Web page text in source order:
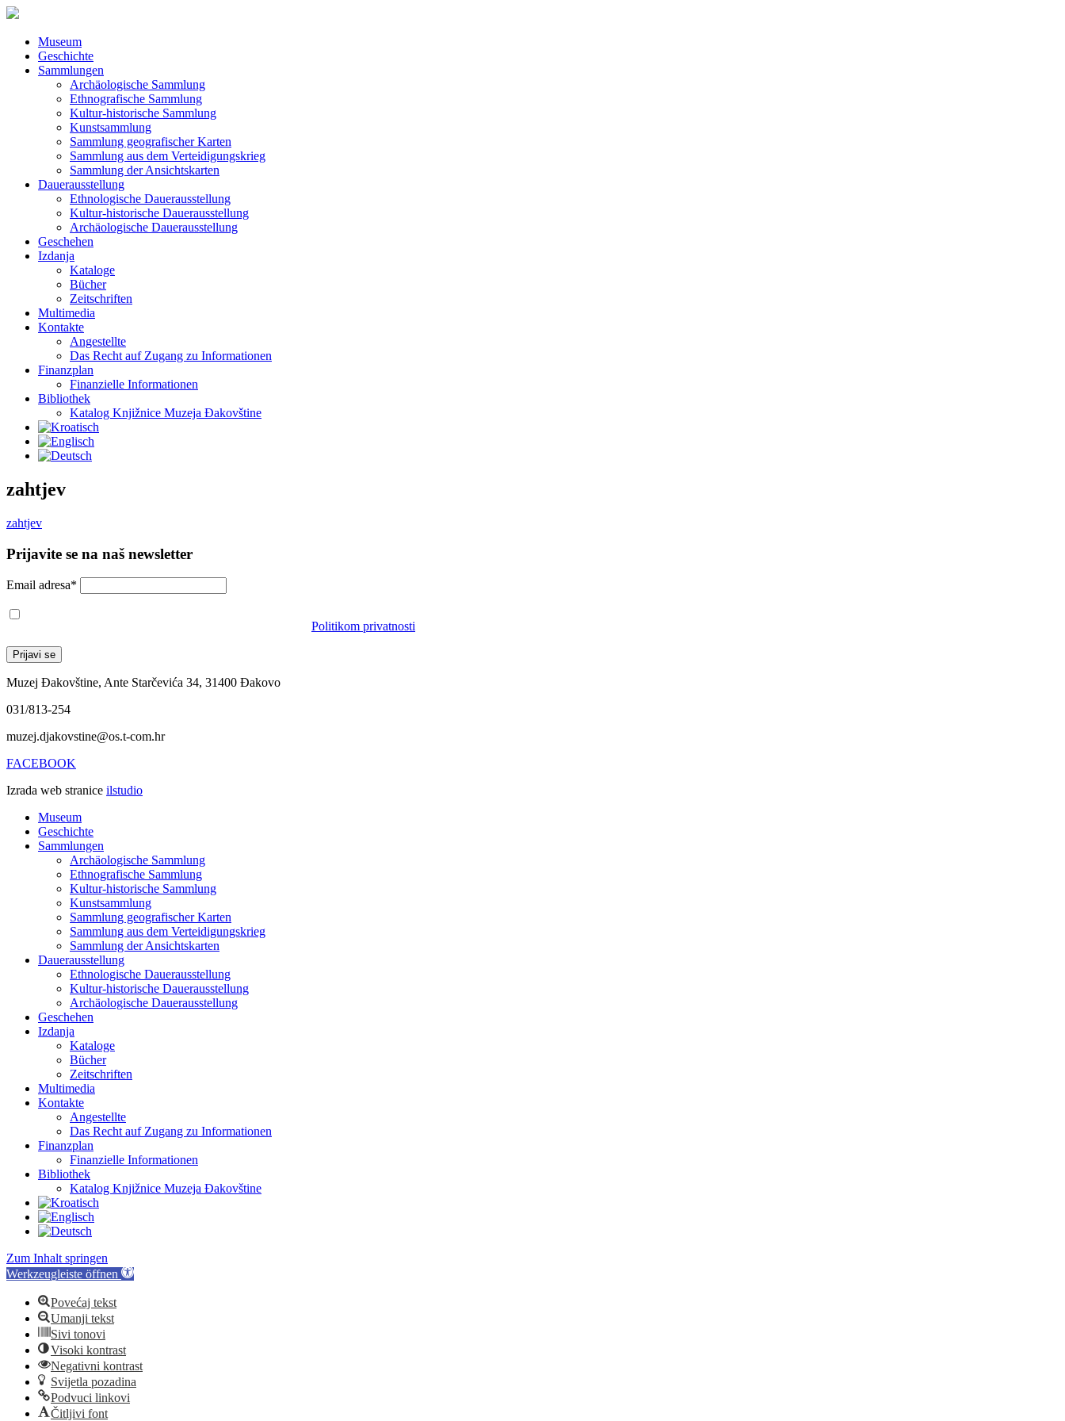
Museum
Geschichte
Sammlungen
Archäologische Sammlung
Ethnografische Sammlung
Kultur-historische Sammlung
Kunstsammlung
Sammlung geografischer Karten
Sammlung aus dem Verteidigungskrieg
Sammlung der Ansichtskarten
Dauerausstellung
Ethnologische Dauerausstellung
Kultur-historische Dauerausstellung
Archäologische Dauerausstellung
Geschehen
Izdanja
Kataloge
Bücher
Zeitschriften
Multimedia
Kontakte
Angestellte
Das Recht auf Zugang zu Informationen
Finanzplan
Finanzielle Informationen
Bibliothek
Katalog Knjižnice Muzeja Đakovštine
zahtjev
zahtjev
Prijavite se na naš newsletter
Email adresa*
Politikom privatnosti
Muzej Đakovštine, Ante Starčevića 34, 31400 Đakovo
031/813-254
muzej.djakovstine@os.t-com.hr
FACEBOOK
Izrada web stranice ilstudio
Museum
Geschichte
Sammlungen
Archäologische Sammlung
Ethnografische Sammlung
Kultur-historische Sammlung
Kunstsammlung
Sammlung geografischer Karten
Sammlung aus dem Verteidigungskrieg
Sammlung der Ansichtskarten
Dauerausstellung
Ethnologische Dauerausstellung
Kultur-historische Dauerausstellung
Archäologische Dauerausstellung
Geschehen
Izdanja
Kataloge
Bücher
Zeitschriften
Multimedia
Kontakte
Angestellte
Das Recht auf Zugang zu Informationen
Finanzplan
Finanzielle Informationen
Bibliothek
Katalog Knjižnice Muzeja Đakovštine
Zum Inhalt springen
Werkzeugleiste öffnen
Povećaj tekst
Umanji tekst
Sivi tonovi
Visoki kontrast
Negativni kontrast
Svijetla pozadina
Podvuci linkovi
Čitljivi font